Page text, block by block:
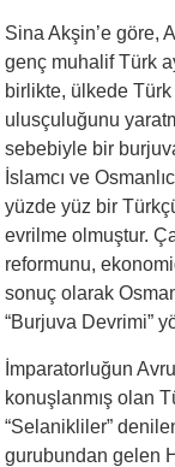
Sina Akşin’e göre,
genç muhalif Türk
birlikte, ülkede
ulusçuluğunu
sebebiyle bir
İslamcı ve
yüzde yüz bir
evrilme olmuştur.
reformunu,
sonuç olarak
“Burjuva Devrimi”
İmparatorluğun
konuşlanmış olan
“Selanikliler”
gurubundan gelen